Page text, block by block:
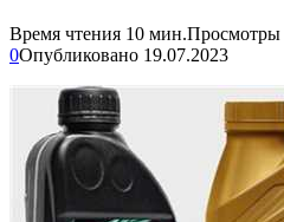
Время чтения 10 мин.Просмотры
0Опубликовано 19.07.2023